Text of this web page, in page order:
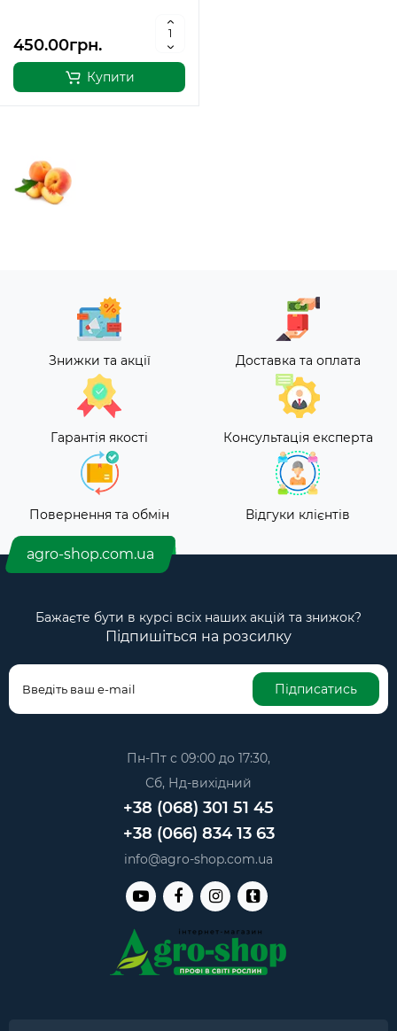
450.00грн.
Купити
Знижки та акції Доставка та оплата
Гарантія якості Консультація експерта
Повернення та обмін Відгуки клієнтів
agro-shop.com.ua
Бажаєте бути в курсі всіх наших акцій та знижок?
Підпишіться на розсилку
Підписатись
Пн-Пт с 09:00 до 17:30,
Сб, Нд-вихідний
+38 (068) 301 51 45
+38 (066) 834 13 63
info@agro-shop.com.ua